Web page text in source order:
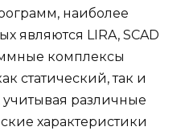
наиболее
являются LIRA, SCAD
комплексы
статический, так и
различные
характеристики